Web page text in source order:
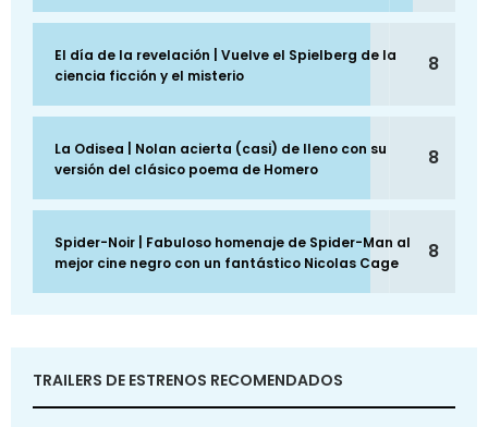
El día de la revelación | Vuelve el Spielberg de la
ciencia ficción y el misterio
8
La Odisea | Nolan acierta (casi) de lleno con su
versión del clásico poema de Homero
8
Spider-Noir | Fabuloso homenaje de Spider-Man al
mejor cine negro con un fantástico Nicolas Cage
8
TRAILERS DE ESTRENOS RECOMENDADOS